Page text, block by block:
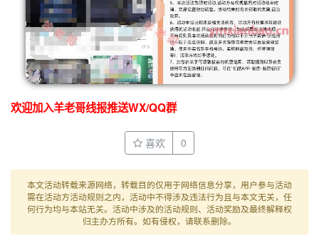
欢迎加入羊老哥线报推送WX/QQ群
喜欢 0
本文活动转载来源网络，转载目的仅用于网络信息分享，用户参与活动
需在活动方活动规则之内，活动中不得涉及违法行为且与本文无关，任
何行为均与本站无关。活动中涉及的活动规则、活动奖励及最终解释权
归主办方所有。如有侵权，请联系删除。